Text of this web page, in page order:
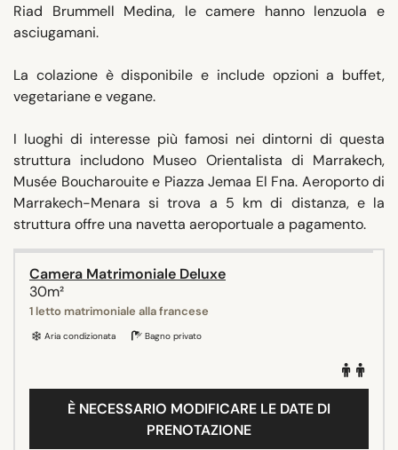
Riad Brummell Medina, le camere hanno lenzuola e
asciugamani.
La colazione è disponibile e include opzioni a buffet,
vegetariane e vegane.
I luoghi di interesse più famosi nei dintorni di questa
struttura includono Museo Orientalista di Marrakech,
Musée Boucharouite e Piazza Jemaa El Fna. Aeroporto di
Marrakech-Menara si trova a 5 km di distanza, e la
struttura offre una navetta aeroportuale a pagamento.
Camera Matrimoniale Deluxe
30m²
1 letto matrimoniale alla francese
Aria condizionata Bagno privato
È NECESSARIO MODIFICARE LE DATE DI
PRENOTAZIONE